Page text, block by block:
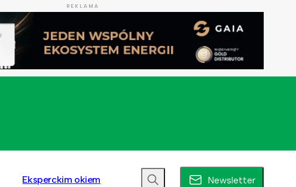
REKLAMA
Eksperckim okiem Newsletter